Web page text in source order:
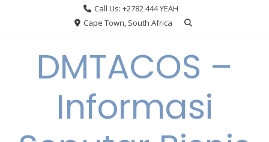
Call Us: +2782 444 YEAH
Cape Town, South Africa
DMTACOS –
Informasi